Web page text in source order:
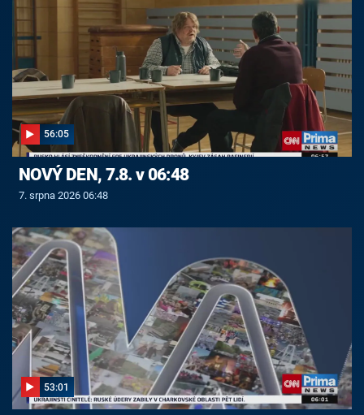
56:05
NOVÝ DEN, 7.8. v 06:48
7. srpna 2026 06:48
53:01